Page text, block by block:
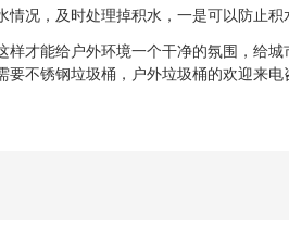
，及时处理掉积水，一是可以防止积
能给户外环境一个干净的氛围，给城
不锈钢垃圾桶，户外垃圾桶的欢迎来电